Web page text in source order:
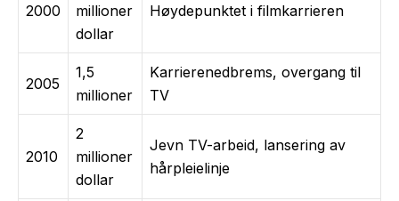
2000
millioner
dollar
Høydepunktet i filmkarrieren
2005
1,5
millioner
Karrierenedbrems, overgang til
TV
2010
2
millioner
dollar
Jevn TV-arbeid, lansering av
hårpleielinje